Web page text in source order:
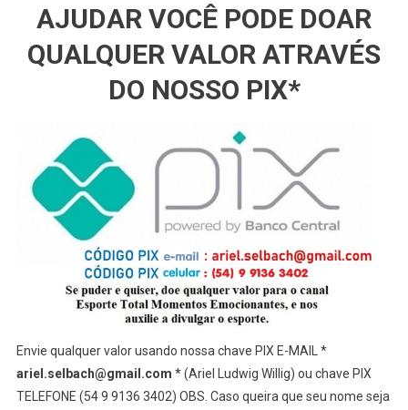
AJUDAR VOCÊ PODE DOAR
QUALQUER VALOR ATRAVÉS
DO NOSSO PIX*
Envie qualquer valor usando nossa chave PIX E-MAIL *
ariel.selbach@gmail.com * (Ariel Ludwig Willig) ou chave PIX
TELEFONE (54 9 9136 3402) OBS. Caso queira que seu nome seja